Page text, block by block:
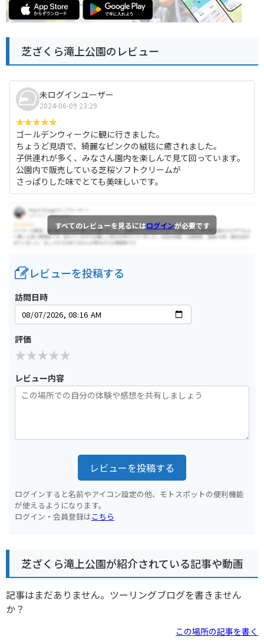
芝ざくら滝上公園のレビュー
未ログインユーザー
2024-06-09 23:29
ゴールデンウィークに観に行きました。
ちょうど見頃で、綺麗なピンクの絨毯に癒されました。
子供連れが多く、みなさん園内を楽しんで見て回っています。
公園内で販売している芝桜ソフトクリームが
さっぱりした味でとても美味しいです。
すべてのレビューを見るにはログインが必要です
レビューを投稿する
訪問日時
評価
レビュー内容
レビューを投稿する
ログインすると名前やアイコン設定の他、モトスポットの便利機能
が使えるようになります。
ログイン・会員登録はこちら
芝ざくら滝上公園が紹介されている記事や動画
記事はまだありません。ツーリングブログを書きません
か？
この場所の記事を書く